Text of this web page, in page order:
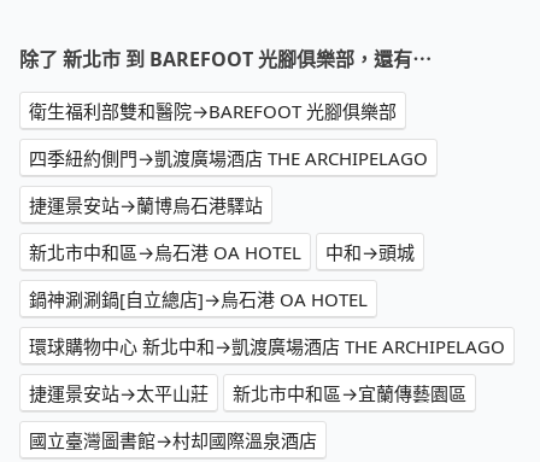
除了 新北市 到 BAREFOOT 光腳俱樂部，還有⋯
衛生福利部雙和醫院→BAREFOOT 光腳俱樂部
四季紐約側門→凱渡廣場酒店 THE ARCHIPELAGO
捷運景安站→蘭博烏石港驛站
新北市中和區→烏石港 OA HOTEL
中和→頭城
鍋神涮涮鍋[自立總店]→烏石港 OA HOTEL
環球購物中心 新北中和→凱渡廣場酒店 THE ARCHIPELAGO
捷運景安站→太平山莊
新北市中和區→宜蘭傳藝園區
國立臺灣圖書館→村却國際溫泉酒店